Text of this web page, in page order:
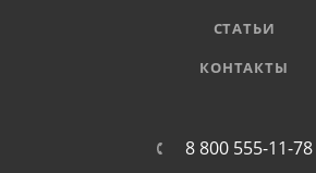
СТАТЬИ
КОНТАКТЫ
8 800 555-11-78